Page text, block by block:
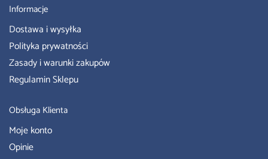
Informacje
Dostawa i wysyłka
Polityka prywatności
Zasady i warunki zakupów
Regulamin Sklepu
Obsługa Klienta
Moje konto
Opinie